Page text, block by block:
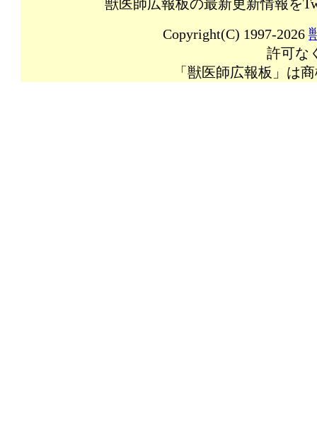
獣医師広報板の最新更新情報を
Copyright(C) 1997-2026
許可な
「獣医師広報板」は